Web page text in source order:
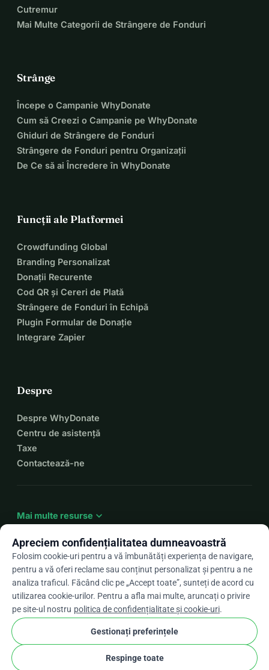
Cutremur
Mai Multe Categorii de Strângere de Fonduri
Strânge
Începe o Campanie WhyDonate
Cum să Creezi o Campanie pe WhyDonate
Ghiduri de Strângere de Fonduri
Strângere de Fonduri pentru Organizații
De Ce să ai Încredere în WhyDonate
Funcții ale Platformei
Crowdfunding Global
Branding Personalizat
Donații Recurente
Cod QR și Cereri de Plată
Strângere de Fonduri în Echipă
Plugin Formular de Donație
Integrare Zapier
Despre
Despre WhyDonate
Centru de asistență
Taxe
Contactează-ne
Mai multe resurse expand_more
Roarrow_drop_down
★★★★★4,9 / 5 pe baza a peste 500 de recenzii
WhyDonate
Confidențialitate și cookie-uri
Termeni și condiții
Setările pentru cookie-uri
Apreciem confidențialitatea dumneavoastră
Folosim cookie-uri pentru a vă îmbunătăți experiența de navigare,
pentru a vă oferi reclame sau conținut personalizat și pentru a ne
analiza traficul. Făcând clic pe „Accept toate”, sunteți de acord cu
utilizarea cookie-urilor. Pentru a afla mai multe, aruncați o privire
pe site-ul nostru politica de confidențialitate și cookie-uri.
Gestionați preferințele
Respinge toate